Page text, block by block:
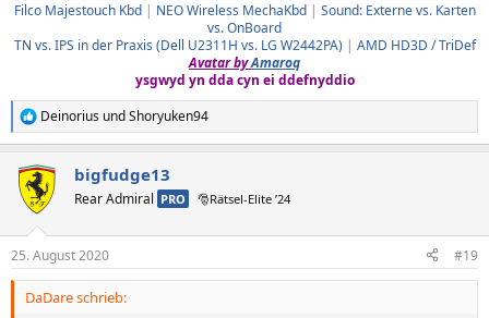
Filco Majestouch Kbd| NEO Wireless MechaKbd| Sound: Externe vs. Karten
vs. OnBoard
TN vs. IPS in der Praxis (Dell U2311H vs. LG W2442PA) | AMD HD3D / TriDef
Avatar byAmaroq
ysgwyd yn dda cyn ei ddefnyddio
R
e
k
t
e
n
Deinorius undShoryuken94
bigfudge13
Rear Admiral PRO 🎅Rätsel-Elite ’24
25. August 2020 #19
DaDare schrieb: